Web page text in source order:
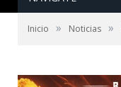
Inicio » Noticias »